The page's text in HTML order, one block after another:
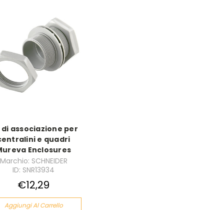
di associazione per
e quadri
Enclosures
Marchio: SCHNEIDER
ID: SNR13934
€12,29
Aggiungi Al Carrello